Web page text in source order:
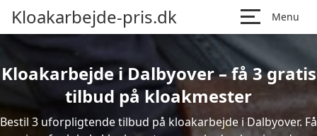
Kloakarbejde-pris.dk Menu
Kloakarbejde i Dalbyover – få 3 gratis
tilbud på kloakmester
Bestil 3 uforpligtende tilbud på kloakarbejde i Dalbyover. Få